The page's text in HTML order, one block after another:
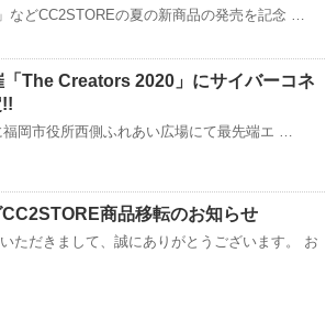
などCC2STOREの夏の新商品の発売を記念 …
The Creators 2020」にサイバーコネ
福岡市役所西側ふれあい広場にて最先端エ …
商品移転のお知らせ
ただきまして、誠にありがとうございます。 お